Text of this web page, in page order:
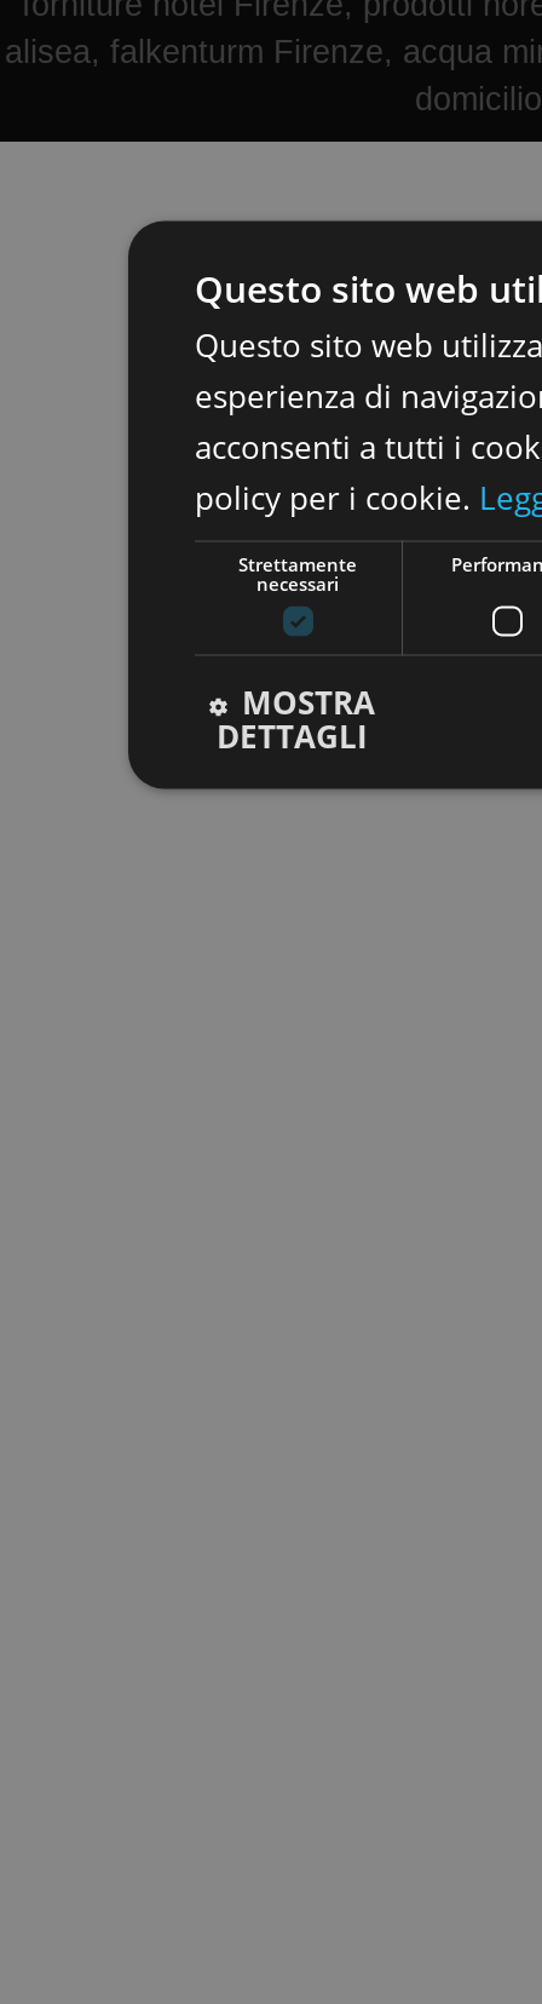
alisea, falkenturm Firenze, acqua
Questo sito web
Questo sito web
esperienza di
acconsenti a tutti i
policy per i cookie.
Strettamente
necessari
MOSTRA
DETTAGLI